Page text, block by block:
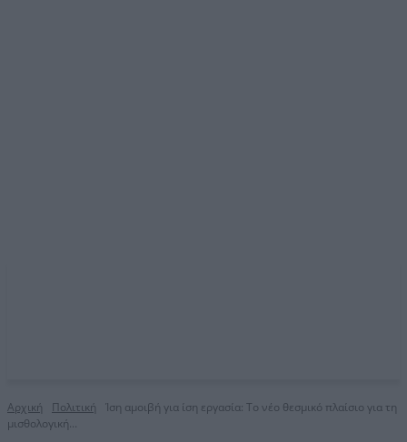
Αρχική Πολιτική
Ίση αμοιβή για ίση εργασία: Το νέο θεσμικό πλαίσιο για τη
μισθολογική...